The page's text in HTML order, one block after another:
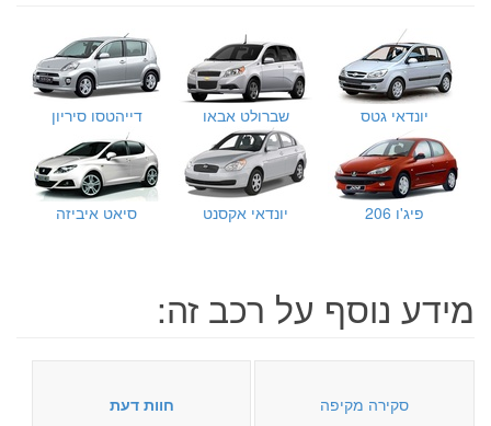
יונדאי גטס שברולט אבאו דייהטסו סיריון
פיג'ו 206 יונדאי אקסנט סיאט איביזה
מידע נוסף על רכב זה:
סקירה מקיפה חוות דעת